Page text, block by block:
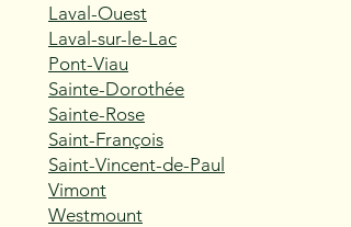
Laval-Ouest
Laval-sur-le-Lac
Pont-Viau
Sainte-Dorothée
Sainte-Rose
Saint-François
Saint-Vincent-de-Paul
Vimont
Westmount